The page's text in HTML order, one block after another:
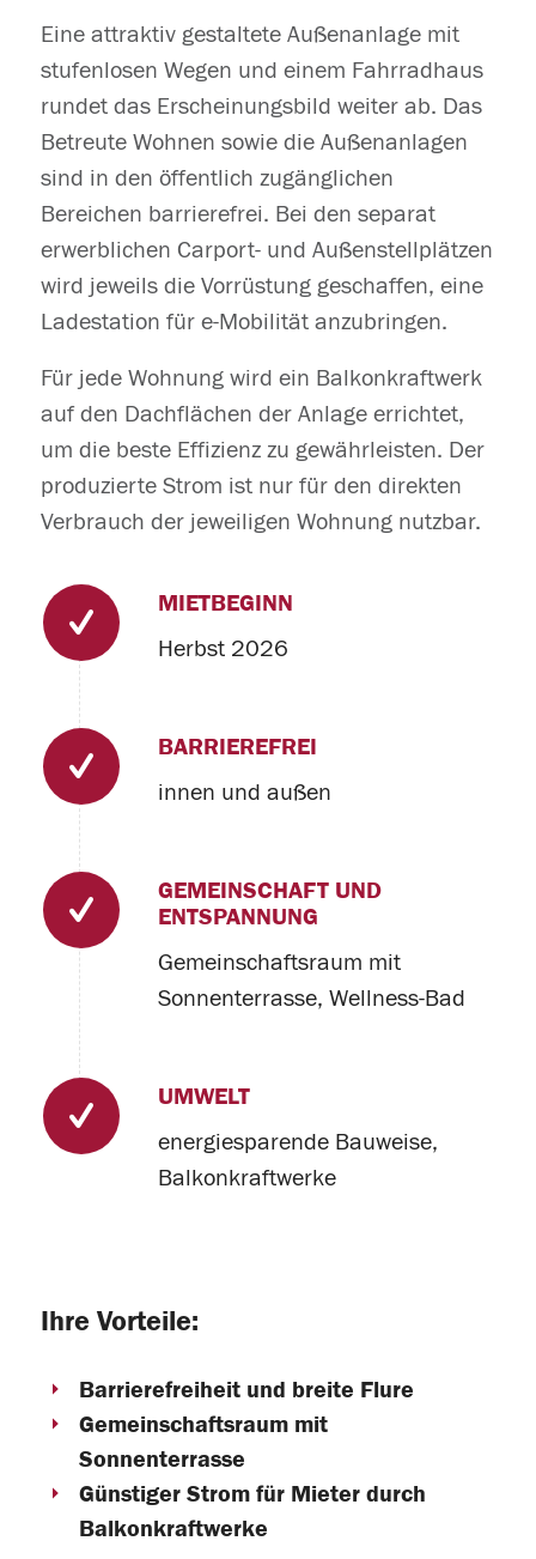
Eine attraktiv gestaltete Außenanlage mit
stufenlosen Wegen und einem Fahrradhaus
rundet das Erscheinungsbild weiter ab. Das
Betreute Wohnen sowie die Außenanlagen
sind in den öffentlich zugänglichen
Bereichen barrierefrei. Bei den separat
erwerblichen Carport- und Außenstellplätzen
wird jeweils die Vorrüstung geschaffen, eine
Ladestation für e-Mobilität anzubringen.
Für jede Wohnung wird ein Balkonkraftwerk
auf den Dachflächen der Anlage errichtet,
um die beste Effizienz zu gewährleisten. Der
produzierte Strom ist nur für den direkten
Verbrauch der jeweiligen Wohnung nutzbar.
MIETBEGINN
Herbst 2026
BARRIEREFREI
innen und außen
GEMEINSCHAFT UND
ENTSPANNUNG
Gemeinschaftsraum mit
Sonnenterrasse, Wellness-Bad
UMWELT
energiesparende Bauweise,
Balkonkraftwerke
Ihre Vorteile:
Barrierefreiheit und breite Flure
Gemeinschaftsraum mit
Sonnenterrasse
Günstiger Strom für Mieter durch
Balkonkraftwerke